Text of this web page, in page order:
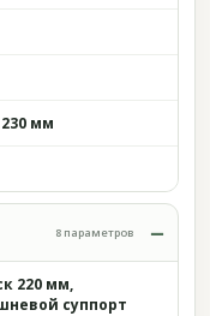
мм
8 параметров
220 мм,
суппорт